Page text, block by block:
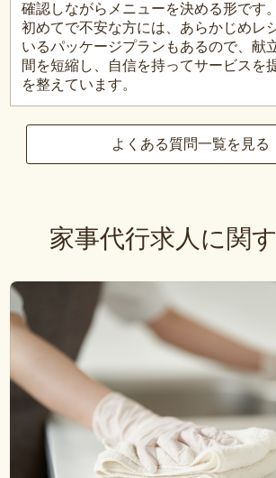
確認しながらメニューを決める形です。
初めてで不安な方には、あらかじめレ
いるパッケージプランもあるので、献
間を短縮し、自信を持ってサービスを
を整えています。
よくある質問一覧を見る
家事代行求人に関